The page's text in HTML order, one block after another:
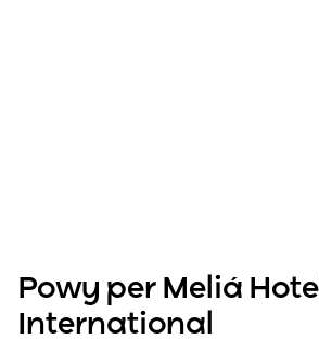
Powy per Meliá
International